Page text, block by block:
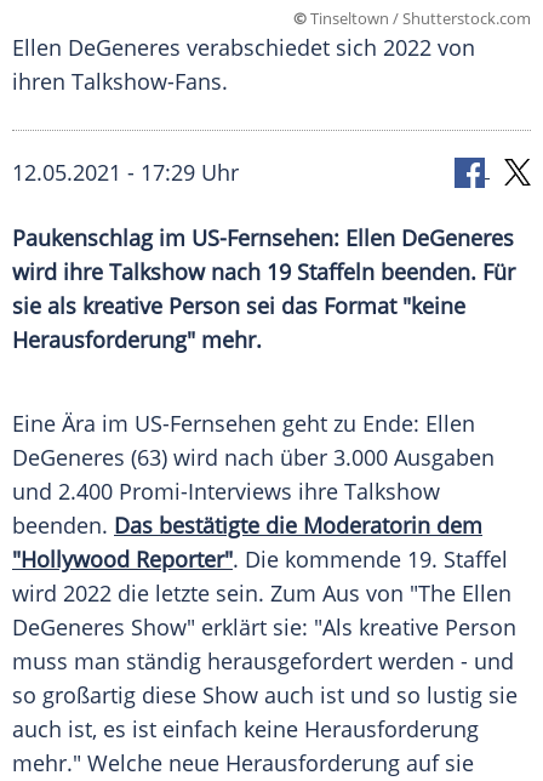
©Tinseltown / Shutterstock.com
Ellen DeGeneres verabschiedet sich 2022 von
ihren Talkshow-Fans.
12.05.2021 - 17:29 Uhr
Paukenschlag im US-Fernsehen: Ellen DeGeneres
wird ihre Talkshownach 19 Staffeln beenden. Für
sie als kreative Person sei das Format "keine
Herausforderung" mehr.
Eine Ära im US-Fernsehen geht zu Ende: Ellen
DeGeneres (63) wird nach über 3.000 Ausgaben
und 2.400 Promi-Interviews ihre Talkshow
beenden. Das bestätigte die Moderatorin dem
"Hollywood Reporter". Die kommende 19. Staffel
wird 2022 die letzte sein. Zum Aus von "The Ellen
DeGeneres Show" erklärt sie: "Als kreative Person
muss man ständig herausgefordert werden - und
so großartig diese Show auch ist und so lustig sie
auch ist, es ist einfach keine Herausforderung
mehr." Welche neue Herausforderung auf sie